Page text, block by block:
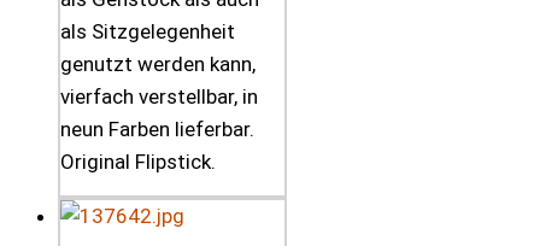
als Sitzgelegenheit
genutzt werden kann,
vierfach verstellbar, in
neun Farben lieferbar.
Original Flipstick.